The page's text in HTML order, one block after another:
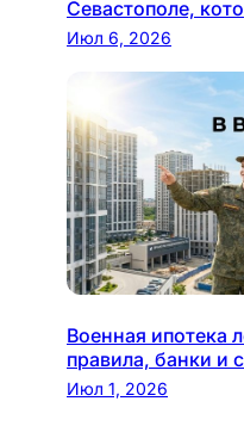
Севастополе,
Июл 6, 2026
Военная ипотека
правила, банки и
Июл 1, 2026